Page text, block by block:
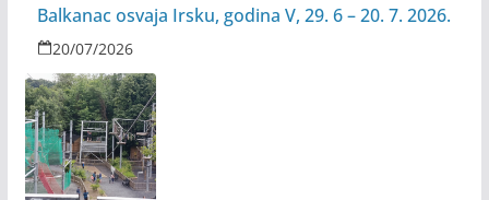
Balkanac osvaja Irsku, godina V, 29. 6 – 20. 7. 2026.
20/07/2026